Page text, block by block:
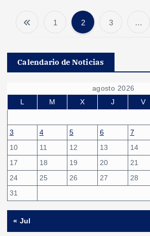
a
g
i
n
a
c
i
1 2 3 …
Calendario de Noticias
agosto 2026
L
M X J V
3
4 5 6 7
10
11 12 13 14
17
18 19 20 21
24
25 26 27 28
31
« Jul